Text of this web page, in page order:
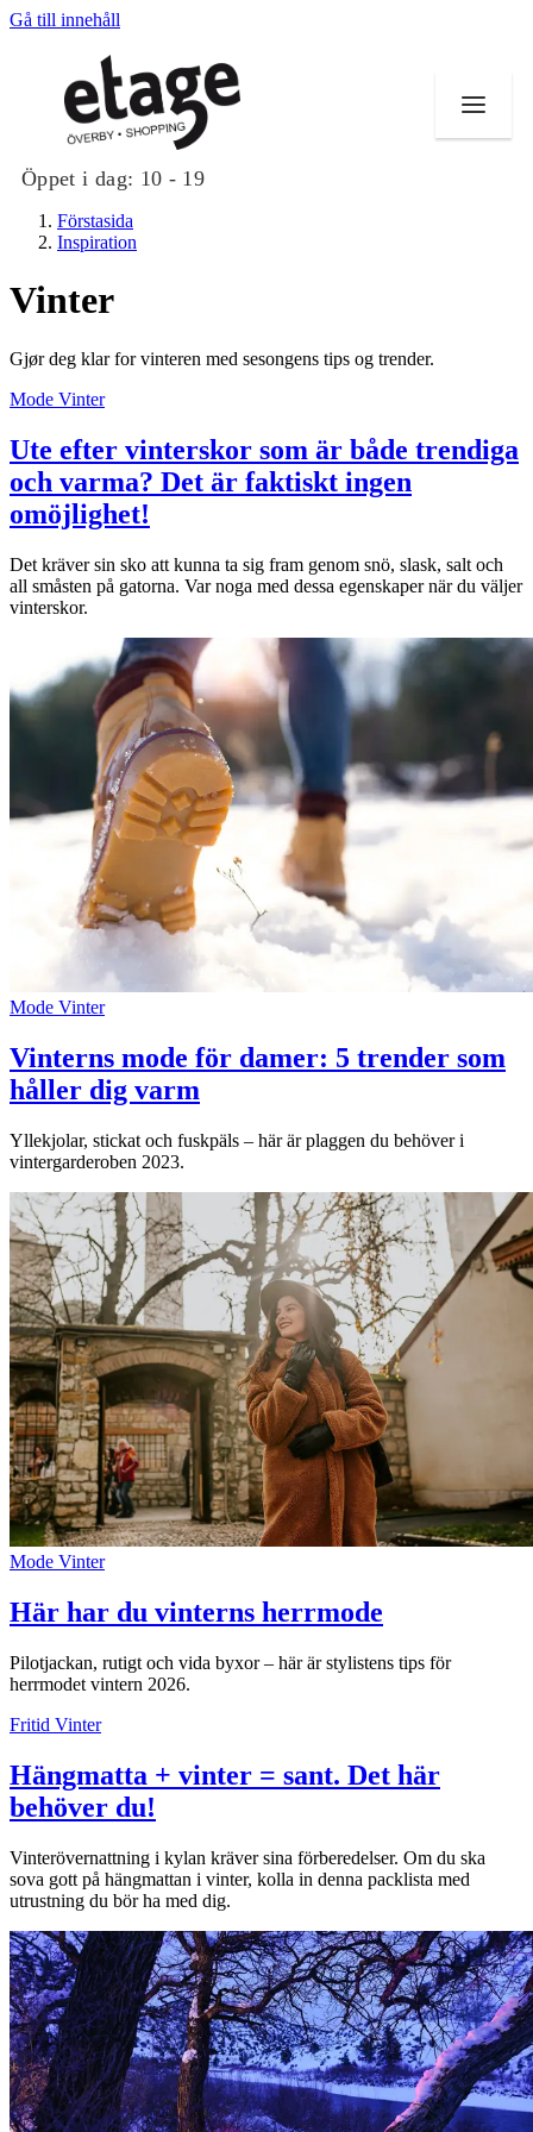
Gå till innehåll
Öppet i dag: 10 - 19
Mat och dryck
Erbjudanden
Kundklubb
Inspiration
Sök
Öppettider
Praktisk information
Lediga jobb
Magasin
Presentkort
Min Shopping-app
Förstasida
Inspiration
Vinter
Gjør deg klar for vinteren med sesongens tips og trender.
Mode Vinter
Ute efter vinterskor som är både trendiga
och varma? Det är faktiskt ingen
omöjlighet!
Det kräver sin sko att kunna ta sig fram genom snö, slask, salt och
all småsten på gatorna. Var noga med dessa egenskaper när du väljer
vinterskor.
Mode Vinter
Vinterns mode för damer: 5 trender som
håller dig varm
Yllekjolar, stickat och fuskpäls – här är plaggen du behöver i
vintergarderoben 2023.
Mode Vinter
Här har du vinterns herrmode
Pilotjackan, rutigt och vida byxor – här är stylistens tips för
herrmodet vintern 2026.
Fritid Vinter
Hängmatta + vinter = sant. Det här
behöver du!
Vinterövernattning i kylan kräver sina förberedelser. Om du ska
sova gott på hängmattan i vinter, kolla in denna packlista med
utrustning du bör ha med dig.